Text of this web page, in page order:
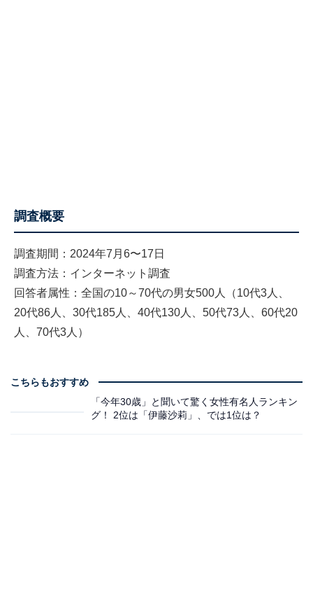
調査概要
調査期間：2024年7月6〜17日
調査方法：インターネット調査
回答者属性：全国の10～70代の男女500人（10代3人、
20代86人、30代185人、40代130人、50代73人、60代20
人、70代3人）
こちらもおすすめ
「今年30歳」と聞いて驚く女性有名人ランキン
グ！ 2位は「伊藤沙莉」、では1位は？